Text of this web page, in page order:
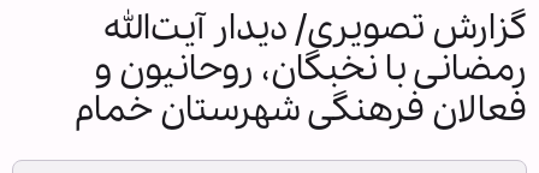
گزارش تصویری/ دیدار آیت‌الله
رمضانی با نخبگان، روحانیون و
فعالان فرهنگی شهرستان خمام